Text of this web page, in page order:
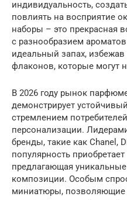
индивидуальность,
повлиять на восприятие
наборы – это прекрасная
с разнообразием
идеальный запах,
флаконов, которые могут
В 2026 году рынок
демонстрирует
стремлением
персонализации.
бренды, такие как Chanel,
популярность
предлагающая
композиции. Особым
миниатюры, позволяющие